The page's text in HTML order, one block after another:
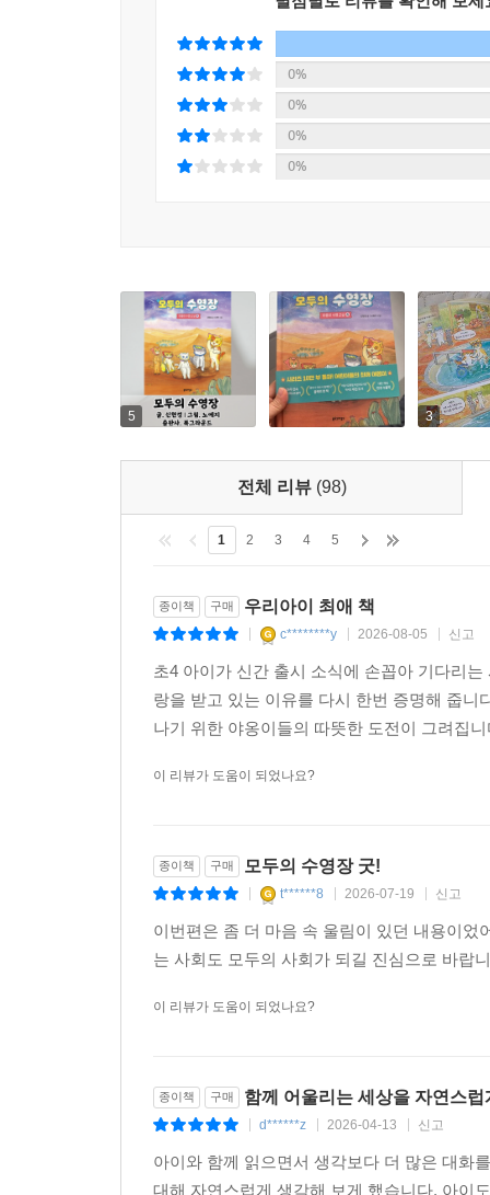
0%
0%
0%
0%
5 3
전체 리뷰 (98)
1 2 3 4 5
종이책 구매 우리아이 최애 책
c********y 2026-08-05 신고
초4 아이가 신간 출시 소식에 손꼽아 기다리
랑을 받고 있는 이유를 다시 한번 증명해 줍
나기 위한 야옹이들의 따뜻한 도전이 그려집
이 리뷰가 도움이 되었나요?
종이책 구매 모두의 수영장 굿!
t******8 2026-07-19 신고
이번편은 좀 더 마음 속 울림이 있던 내용이
는 사회도 모두의 사회가 되길 진심으로 바랍
이 리뷰가 도움이 되었나요?
종이책 구매 함께 어울리는 세상을 자연스럽
d******z 2026-04-13 신고
아이와 함께 읽으면서 생각보다 더 많은 대화
대해 자연스럽게 생각해 보게 했습니다. 아이